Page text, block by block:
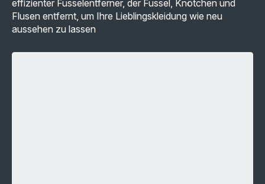
effizienter Fusselentferner, der Fussel, Knötchen und
Flusen entfernt, um Ihre Lieblingskleidung wie neu
aussehen zu lassen